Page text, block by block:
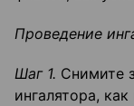
Проведение
Шаг 1. Снимите
ингалятора,